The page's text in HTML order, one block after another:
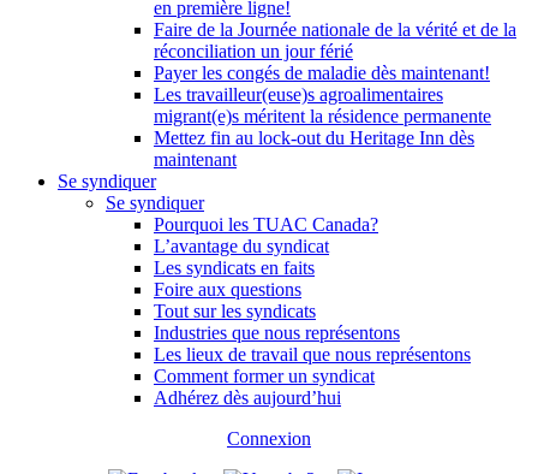
en première ligne!
Faire de la Journée nationale de la vérité et de la
réconciliation un jour férié
Payer les congés de maladie dès maintenant!
Les travailleur(euse)s agroalimentaires
migrant(e)s méritent la résidence permanente
Mettez fin au lock-out du Heritage Inn dès
maintenant
Se syndiquer
Se syndiquer
Pourquoi les TUAC Canada?
L’avantage du syndicat
Les syndicats en faits
Foire aux questions
Tout sur les syndicats
Industries que nous représentons
Les lieux de travail que nous représentons
Comment former un syndicat
Adhérez dès aujourd’hui
Connexion